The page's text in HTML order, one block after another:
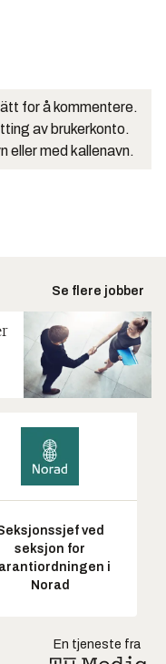
for å kommentere.
av brukerkonto.
eller med kallenavn.
Se flere jobber
ved
seksjon for
i
Norad
En tjeneste fra